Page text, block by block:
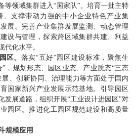
等领域集群进入 “国家队”。培育一批主特
、支撑带动力强的中小企业特色产业集
展。完善产业集群发展监测、动态管理
设与管理，探索跨区域集群共建、利益
代化水平。
区。 落实“五好”园区建设标准，聚焦生
” ，规划形态、园区业态、产业质态“三态
展、创新协同、治理能力等方面处于国内
国家新兴产业发展示范基地。引导园区
发展道路，组织开展“工业设计进园区”对
园区。推进化工园区规范建设和高质量
规模应用